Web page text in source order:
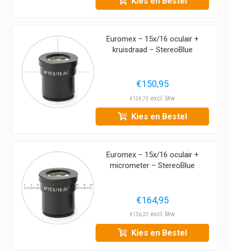
Euromex – 15x/16 oculair +
kruisdraad – StereoBlue
€150,95
€124,75
Kies en Bestel
Euromex – 15x/16 oculair +
micrometer – StereoBlue
€164,95
€136,32
Kies en Bestel